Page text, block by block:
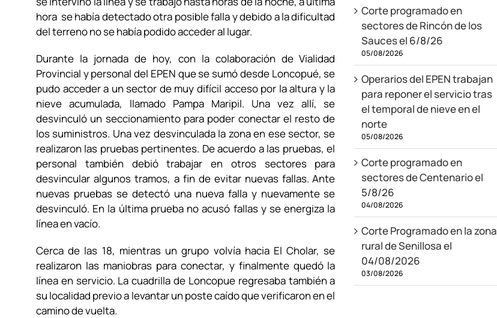
hora se había detectado otra posible falla y debido a la dificultad
del terreno no se había podido acceder al lugar.
Durante la jornada de hoy, con la colaboración de Vialidad
Provincial y personal del EPEN que se sumó desde Loncopué, se
pudo acceder a un sector de muy difícil acceso por la altura y la
nieve acumulada, llamado Pampa Maripil. Una vez allí, se
desvinculó un seccionamiento para poder conectar el resto de
los suministros. Una vez desvinculada la zona en ese sector, se
realizaron las pruebas pertinentes. De acuerdo a las pruebas, el
personal también debió trabajar en otros sectores para
desvincular algunos tramos, a fin de evitar nuevas fallas. Ante
nuevas pruebas se detectó una nueva falla y nuevamente se
desvinculó. En la última prueba no acusó fallas y se energiza la
línea en vacío.
Cerca de las 18, mientras un grupo volvía hacia El Cholar, se
realizaron las maniobras para conectar, y finalmente quedó la
línea en servicio. La cuadrilla de Loncopue regresaba también a
su localidad previo a levantar un poste caído que verificaron en el
camino de vuelta.
Corte programado en
sectores de Rincón de los
Sauces el 6/8/26
05/08/2026
Operarios del EPEN trabajan
para reponer el servicio tras
el temporal de nieve en el
norte
05/08/2026
Corte programado en
sectores de Centenario el
5/8/26
04/08/2026
Corte Programado en la zona
rural de Senillosa el
04/08/2026
03/08/2026